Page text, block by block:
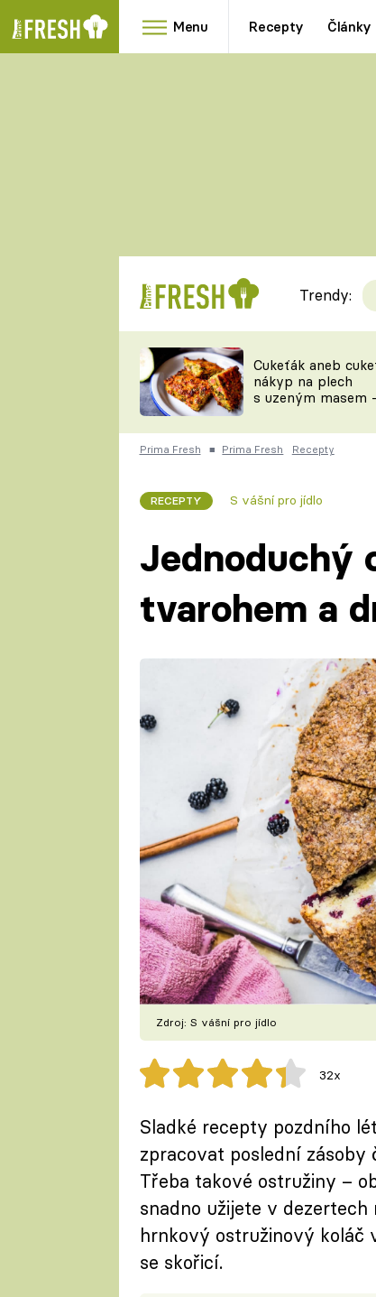
Menu Recepty Články
RYCHLOVKY
TEĎ VAŘÍ ŠÉF!
ČESKO NA
KUCHAŘKA
Trendy:
Cukeťák aneb
nákyp na plech
s uzeným masem
zpracovat
cukety
Prima Fresh ■ Prima Fresh Recepty
RECEPTY S vášní pro jídlo
Jednoduchý
tvarohem a
Zdroj: S vášní pro jídlo
32x
Sladké recepty pozdního
zpracovat poslední zásoby
Třeba takové ostružiny –
snadno užijete v
hrnkový ostružinový koláč
se skořicí.